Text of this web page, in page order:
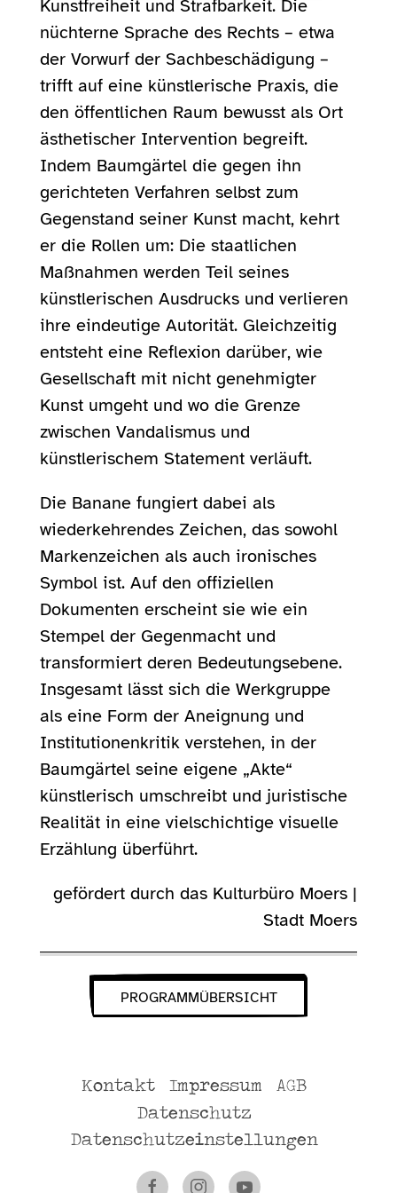
Kunstfreiheit und Strafbarkeit. Die
nüchterne Sprache des Rechts – etwa
der Vorwurf der Sachbeschädigung –
trifft auf eine künstlerische Praxis, die
den öffentlichen Raum bewusst als Ort
ästhetischer Intervention begreift.
Indem Baumgärtel die gegen ihn
gerichteten Verfahren selbst zum
Gegenstand seiner Kunst macht, kehrt
er die Rollen um: Die staatlichen
Maßnahmen werden Teil seines
künstlerischen Ausdrucks und verlieren
ihre eindeutige Autorität. Gleichzeitig
entsteht eine Reflexion darüber, wie
Gesellschaft mit nicht genehmigter
Kunst umgeht und wo die Grenze
zwischen Vandalismus und
künstlerischem Statement verläuft.
Die Banane fungiert dabei als
wiederkehrendes Zeichen, das sowohl
Markenzeichen als auch ironisches
Symbol ist. Auf den offiziellen
Dokumenten erscheint sie wie ein
Stempel der Gegenmacht und
transformiert deren Bedeutungsebene.
Insgesamt lässt sich die Werkgruppe
als eine Form der Aneignung und
Institutionenkritik verstehen, in der
Baumgärtel seine eigene „Akte“
künstlerisch umschreibt und juristische
Realität in eine vielschichtige visuelle
Erzählung überführt.
gefördert durch das Kulturbüro Moers |
Stadt Moers
PROGRAMMÜBERSICHT
Kontakt Impressum
AGB
Datenschutz
Datenschutzeinstellungen